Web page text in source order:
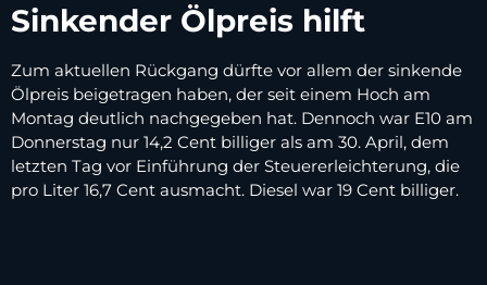
Sinkender Ölpreis hilft
Zum aktuellen Rückgang dürfte vor allem der sinkende
Ölpreis beigetragen haben, der seit einem Hoch am
Montag deutlich nachgegeben hat. Dennoch war E10 am
Donnerstag nur 14,2 Cent billiger als am 30. April, dem
letzten Tag vor Einführung der Steuererleichterung, die
pro Liter 16,7 Cent ausmacht. Diesel war 19 Cent billiger.